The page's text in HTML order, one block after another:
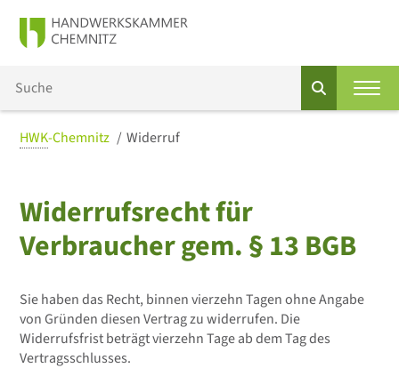
HWK-Chemnitz Widerruf
Widerrufsrecht für
Verbraucher gem. § 13 BGB
Sie haben das Recht, binnen vierzehn Tagen ohne Angabe
von Gründen diesen Vertrag zu widerrufen. Die
Widerrufsfrist beträgt vierzehn Tage ab dem Tag des
Vertragsschlusses.